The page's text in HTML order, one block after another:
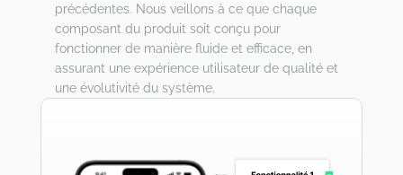
précédentes. Nous veillons à ce que chaque
composant du produit soit conçu pour
fonctionner de manière fluide et efficace, en
assurant une expérience utilisateur de qualité et
une évolutivité du système.